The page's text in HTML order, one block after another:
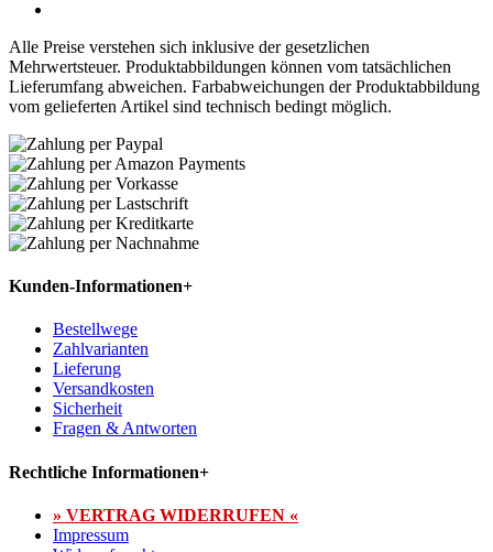
Alle Preise verstehen sich inklusive der gesetzlichen
Mehrwertsteuer. Produktabbildungen können vom tatsächlichen
Lieferumfang abweichen. Farbabweichungen der Produktabbildung
vom gelieferten Artikel sind technisch bedingt möglich.
Kunden-Informationen+
Bestellwege
Zahlvarianten
Lieferung
Versandkosten
Sicherheit
Fragen & Antworten
Rechtliche Informationen+
» VERTRAG WIDERRUFEN «
Impressum